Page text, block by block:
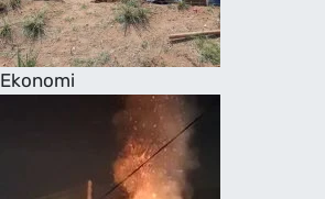
Ekonomi